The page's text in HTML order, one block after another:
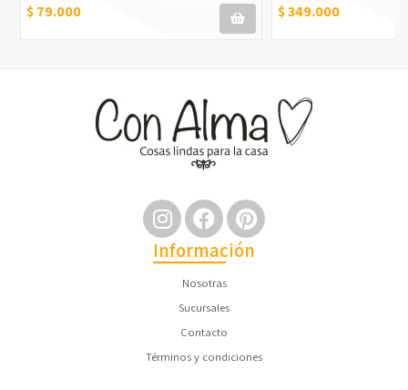
$ 79.000 $ 349.000
Información
Nosotras
Sucursales
Contacto
Términos y condiciones